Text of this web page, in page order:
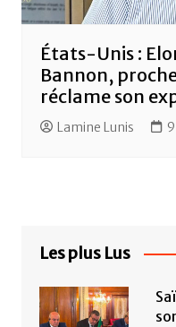
États-Unis :
Bannon,
réclame son
Lamine Lunis
Les plus Lus